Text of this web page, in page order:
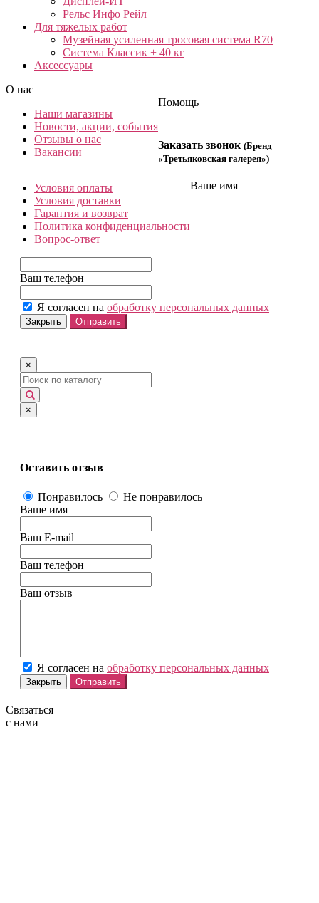
Рельс Инфо Рейл
Для тяжелых работ
Музейная усиленная тросовая система R70
Система Классик + 40 кг
Аксессуары
О нас
Наши магазины
Новости, акции, события
Отзывы о нас
Вакансии
Помощь
Условия оплаты
Условия доставки
Гарантия и возврат
Политика конфиденциальности
Вопрос-ответ
Заказать звонок (Бренд
«Третьяковская галерея»)
Ваше имя
Ваш телефон
Я согласен на обработку персональных данных
Закрыть Отправить
×
×
Оставить отзыв
Понравилось
Не понравилось
Ваше имя
Ваш E-mail
Ваш телефон
Ваш отзыв
Я согласен на обработку персональных данных
Закрыть Отправить
Связаться
с нами